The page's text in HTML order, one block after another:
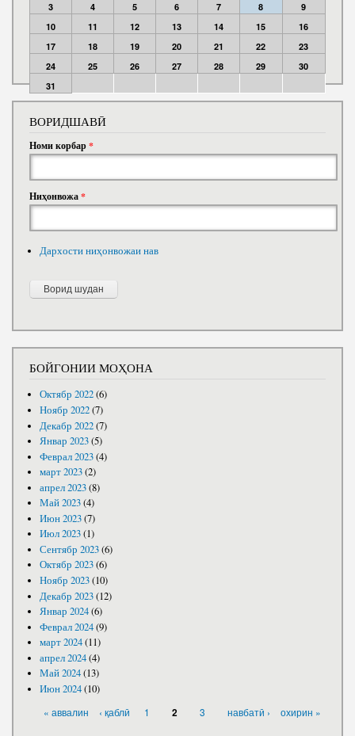
3
4 5 6 7 8
9
10
11 12 13 14 15
16
17
18 19 20 21 22
23
24
25 26 27 28 29
30
31
ВОРИДШАВӢ
Номи корбар*
Ниҳонвожа*
Дархости ниҳонвожаи нав
БОЙГОНИИ МОҲОНА
Октябр 2022(6)
Ноябр 2022(7)
Декабр 2022(7)
Январ 2023(5)
Феврал 2023(4)
март 2023(2)
апрел 2023(8)
Май 2023(4)
Июн 2023(7)
Июл 2023(1)
Сентябр 2023(6)
Октябр 2023(6)
Ноябр 2023(10)
Декабр 2023(12)
Январ 2024(6)
Феврал 2024(9)
март 2024(11)
апрел 2024(4)
Май 2024(13)
Июн 2024(10)
« аввалин ‹ қаблӣ 1 2 3 навбатӣ › охирин »